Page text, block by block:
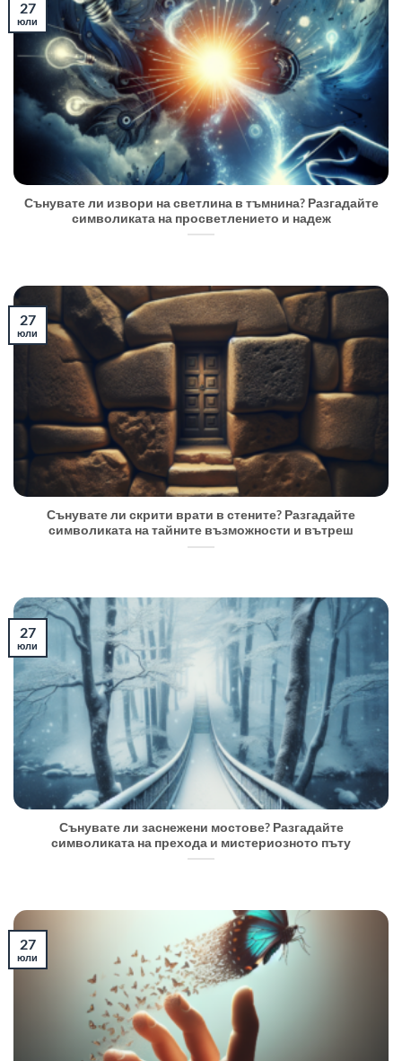
Сънувате ли извори на светлина в тъмнина? Разгадайте
символиката на просветлението и надеж
27
юли
Сънувате ли скрити врати в стените? Разгадайте
символиката на тайните възможности и вътреш
27
юли
Сънувате ли заснежени мостове? Разгадайте
символиката на прехода и мистериозното пъту
27
юли
27
юли